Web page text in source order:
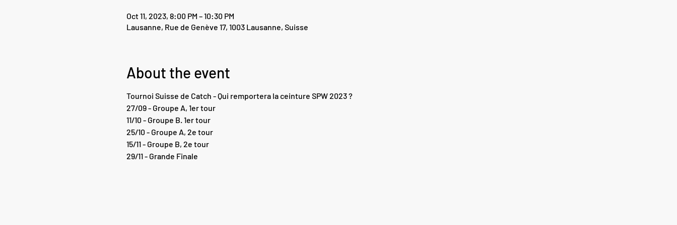
Oct 11, 2023, 8:00 PM – 10:30 PM
Lausanne, Rue de Genève 17, 1003 Lausanne, Suisse
About the event
Tournoi Suisse de Catch - Qui remportera la ceinture SPW 2023 ?
27/09 - Groupe A, 1er tour
11/10 - Groupe B. 1er tour
25/10 - Groupe A, 2e tour
15/11 - Groupe B, 2e tour
29/11 - Grande Finale